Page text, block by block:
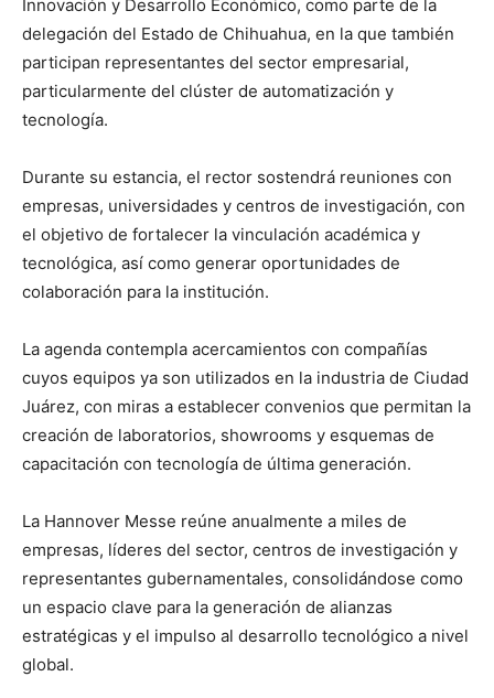
Innovación y Desarrollo Económico, como parte de la
delegación del Estado de Chihuahua, en la que también
participan representantes del sector empresarial,
particularmente del clúster de automatización y
tecnología.
Durante su estancia, el rector sostendrá reuniones con
empresas, universidades y centros de investigación, con
el objetivo de fortalecer la vinculación académica y
tecnológica, así como generar oportunidades de
colaboración para la institución.
La agenda contempla acercamientos con compañías
cuyos equipos ya son utilizados en la industria de Ciudad
Juárez, con miras a establecer convenios que permitan la
creación de laboratorios, showrooms y esquemas de
capacitación con tecnología de última generación.
La Hannover Messe reúne anualmente a miles de
empresas, líderes del sector, centros de investigación y
representantes gubernamentales, consolidándose como
un espacio clave para la generación de alianzas
estratégicas y el impulso al desarrollo tecnológico a nivel
global.